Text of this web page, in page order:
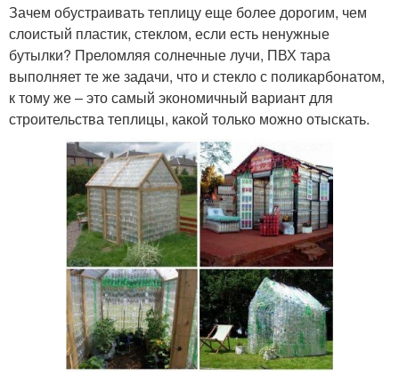
Зачем обустраивать теплицу еще более дорогим, чем
слоистый пластик, стеклом, если есть ненужные
бутылки? Преломляя солнечные лучи, ПВХ тара
выполняет те же задачи, что и стекло с поликарбонатом,
к тому же – это самый экономичный вариант для
строительства теплицы, какой только можно отыскать.